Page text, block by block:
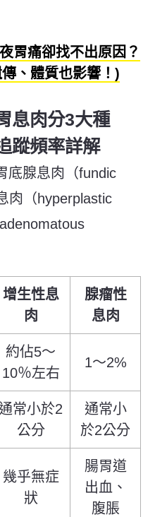
胃痛卻找不出原因？
、體質也影響！)
息肉分3大種
蹤頻率詳解
底腺息肉（fundic
肉（hyperplastic
增生性息
肉
腺瘤性
息肉
約佔5～
10％左右
1～2%
常小於2
公分
通常小
於2公分
幾乎無症
狀
腸胃道
出血、
腹脹